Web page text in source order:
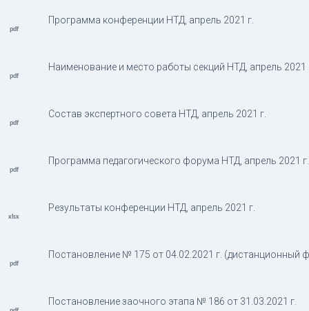
Программа конференции НТД, апрель 2021 г.
Наименование и место работы секций НТД, апрель 2021
Состав экспертного совета НТД, апрель 2021 г.
Программа педагогического форума НТД, апрель 2021 г.
Результаты конференции НТД, апрель 2021 г.
Постановление № 175 от 04.02.2021 г. (дистанционный
Постановление заочного этапа № 186 от 31.03.2021 г.